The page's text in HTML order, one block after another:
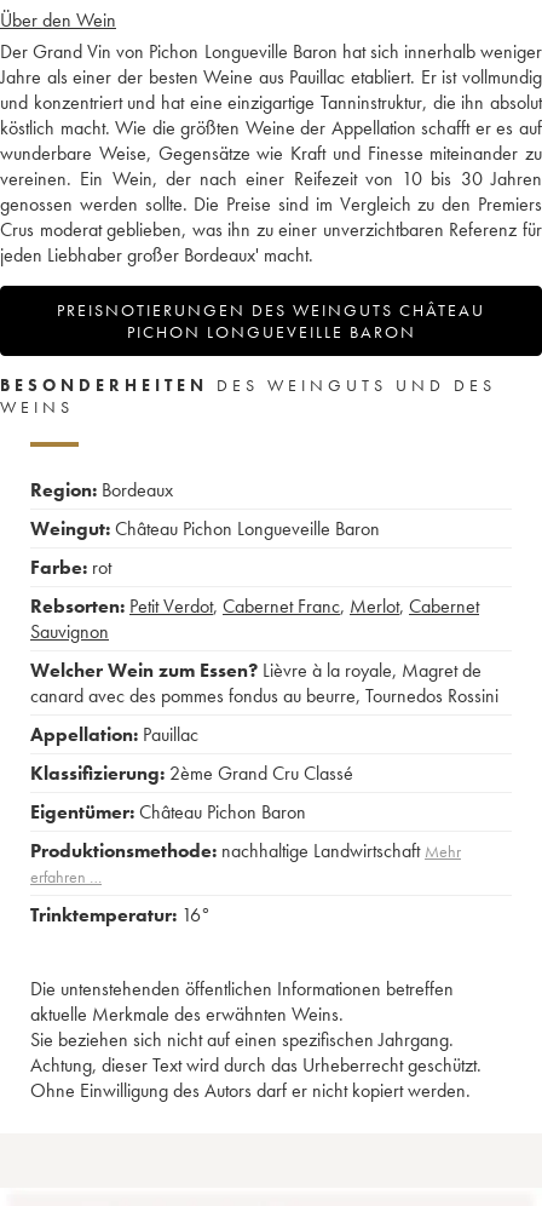
Über den Wein
Der Grand Vin von Pichon Longueville Baron hat sich innerhalb weniger
Jahre als einer der besten Weine aus Pauillac etabliert. Er ist vollmundig
und konzentriert und hat eine einzigartige Tanninstruktur, die ihn absolut
köstlich macht. Wie die größten Weine der Appellation schafft er es auf
wunderbare Weise, Gegensätze wie Kraft und Finesse miteinander zu
vereinen. Ein Wein, der nach einer Reifezeit von 10 bis 30 Jahren
genossen werden sollte. Die Preise sind im Vergleich zu den Premiers
Crus moderat geblieben, was ihn zu einer unverzichtbaren Referenz für
jeden Liebhaber großer Bordeaux' macht.
PREISNOTIERUNGEN DES WEINGUTS CHÂTEAU
PICHON LONGUEVEILLE BARON
BESONDERHEITEN
DES WEINGUTS UND DES
WEINS
Region: Bordeaux
Weingut:Château Pichon Longueveille Baron
Farbe: rot
Rebsorten: Petit Verdot, Cabernet Franc, Merlot, Cabernet
Sauvignon
Welcher Wein zum Essen? Lièvre à la royale, Magret de
canard avec des pommes fondus au beurre, Tournedos Rossini
Appellation: Pauillac
Klassifizierung: 2ème Grand Cru Classé
Eigentümer:Château Pichon Baron
Produktionsmethode: nachhaltige Landwirtschaft Mehr
erfahren …
Trinktemperatur: 16°
Die untenstehenden öffentlichen Informationen betreffen
aktuelle Merkmale des erwähnten Weins.
Sie beziehen sich nicht auf einen spezifischen Jahrgang.
Achtung, dieser Text wird durch das Urheberrecht geschützt.
Ohne Einwilligung des Autors darf er nicht kopiert werden.